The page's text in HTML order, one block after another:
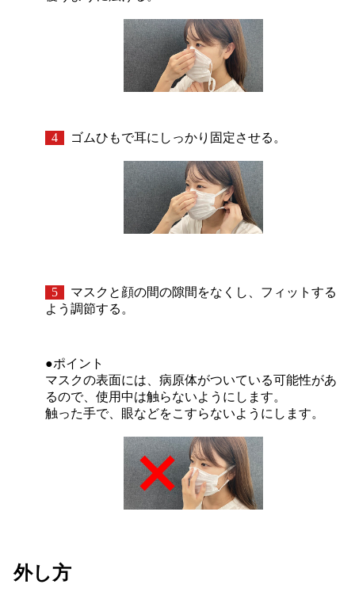
4 ゴムひもで耳にしっかり固定させる。
5
マスクと顔の間の隙間をなくし、フィットする
よう調節する。
●ポイント
マスクの表面には、病原体がついている可能性があ
るので、使用中は触らないようにします。
触った手で、眼などをこすらないようにします。
外し方